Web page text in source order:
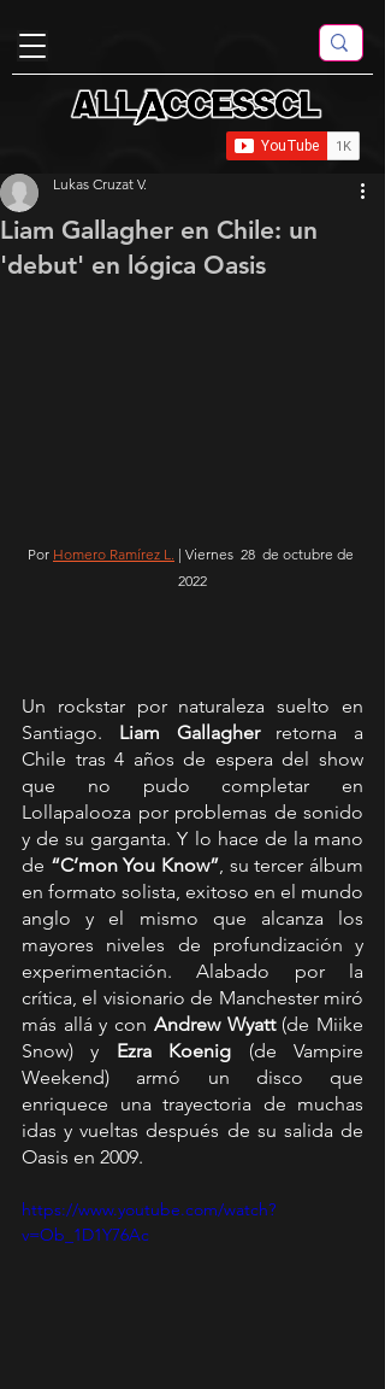
Liam Gallagher en Chile: un
'debut' en lógica Oasis
Lukas Cruzat V.
Por Homero Ramírez L. | Viernes  28  de octubre de
2022
Un rockstar por naturaleza suelto en
Santiago. Liam Gallagher retorna a
Chile tras 4 años de espera del show
que no pudo completar en
Lollapalooza por problemas de sonido
y de su garganta. Y lo hace de la mano
de “C’mon You Know”, su tercer álbum
en formato solista, exitoso en el mundo
anglo y el mismo que alcanza los
mayores niveles de profundización y
experimentación. Alabado por la
crítica, el visionario de Manchester miró
más allá y con Andrew Wyatt (de Miike
Snow) y Ezra Koenig (de Vampire
Weekend) armó un disco que
enriquece una trayectoria de muchas
idas y vueltas después de su salida de
Oasis en 2009.
https://www.youtube.com/watch?
v=Ob_1D1Y76Ac